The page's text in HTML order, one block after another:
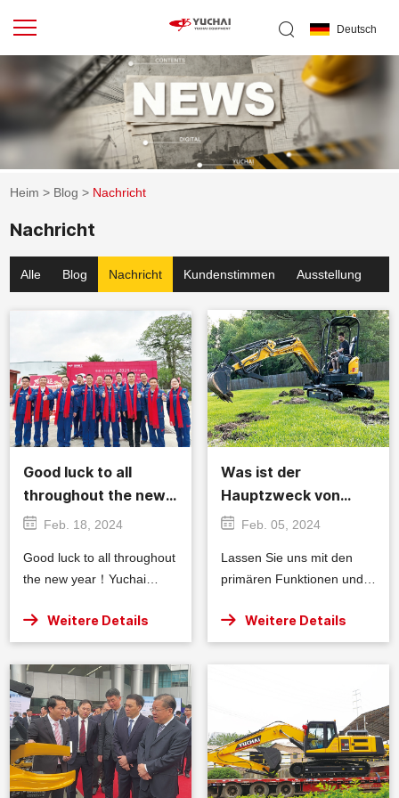
Deutsch
Heim > Blog > Nachricht
Nachricht
Alle Blog Nachricht Kundenstimmen Ausstellung
Good luck to all
throughout the new
year！Yuchai Heavy
Year of the Dragon
with a refreshing
spirit.
Feb. 18, 2024
Good luck to all throughout
the new year！Yuchai
Year of the Dragon with a
refreshing spirit.
Weitere Details
Was ist der
Hauptzweck von
Bagger?
Feb. 05, 2024
Lassen Sie uns mit den
primären Funktionen und
die den Hauptzweck von
Baggern definieren.
Weitere Details